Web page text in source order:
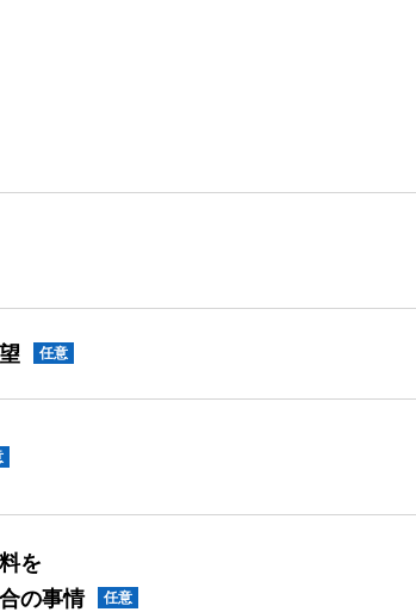
任意
を
の事情
任意